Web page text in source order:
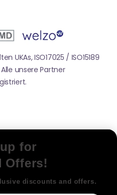
UKAs, ISO17025 / ISO15189
unsere Partner
for
Offers!
discounts and offers.